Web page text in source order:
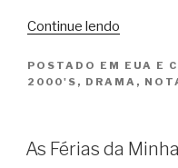
Continue lendo
um
on
POSTADO EM EUA E
2000'S , DRAMA ,
As Férias da